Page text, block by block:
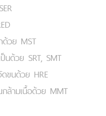
ด้วย MST
นด้วย SRT, SMT
ขนด้วย HRE
ล้ามเนื้อด้วย MMT